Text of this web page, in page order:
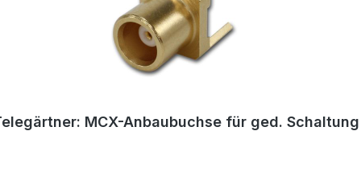
MCX-Anbaubuchse für ged. Schaltung